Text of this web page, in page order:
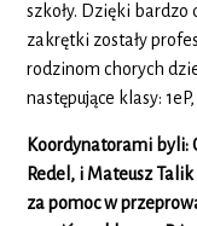
szkoły. Dzięki
zakrętki zostały
rodzinom chorych
następujące klasy: 1eP,
Koordynatorami byli:
Redel, i Mateusz
za pomoc w